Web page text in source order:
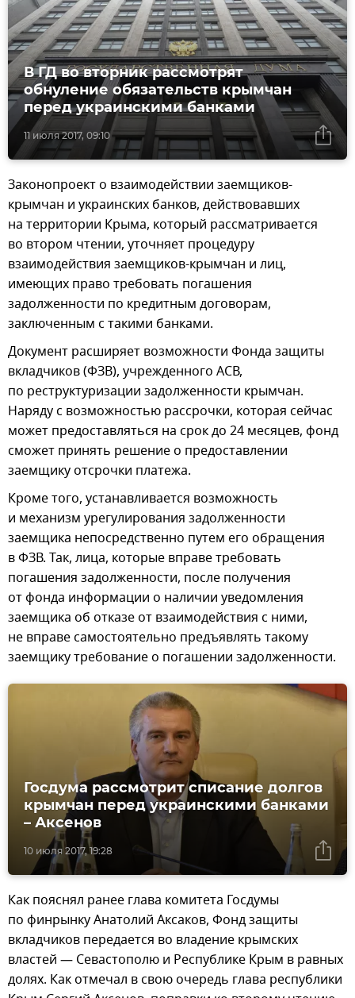
11 июля 2017, 09:10
В ГД во вторник рассмотрят
обнуление обязательств крымчан
перед украинскими банками
Законопроект о взаимодействии заемщиков-
крымчан и украинских банков, действовавших
на территории Крыма, который рассматривается
во втором чтении, уточняет процедуру
взаимодействия заемщиков-крымчан и лиц,
имеющих право требовать погашения
задолженности по кредитным договорам,
заключенным с такими банками.
Документ расширяет возможности Фонда защиты
вкладчиков (ФЗВ), учрежденного АСВ,
по реструктуризации задолженности крымчан.
Наряду с возможностью рассрочки, которая сейчас
может предоставляться на срок до 24 месяцев, фонд
сможет принять решение о предоставлении
заемщику отсрочки платежа.
Кроме того, устанавливается возможность
и механизм урегулирования задолженности
заемщика непосредственно путем его обращения
в ФЗВ. Так, лица, которые вправе требовать
погашения задолженности, после получения
от фонда информации о наличии уведомления
заемщика об отказе от взаимодействия с ними,
не вправе самостоятельно предъявлять такому
заемщику требование о погашении задолженности.
10 июля 2017, 19:28
Госдума рассмотрит списание долгов
крымчан перед украинскими банками
– Аксенов
Как пояснял ранее глава комитета Госдумы
по финрынку Анатолий Аксаков, Фонд защиты
вкладчиков передается во владение крымских
властей — Севастополю и Республике Крым в равных
долях. Как отмечал в свою очередь глава республики